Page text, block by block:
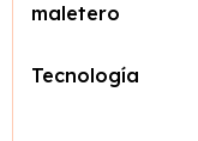
maletero
Tecnología